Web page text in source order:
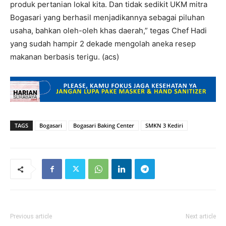
produk pertanian lokal kita. Dan tidak sedikit UKM mitra
Bogasari yang berhasil menjadikannya sebagai piluhan
usaha, bahkan oleh-oleh khas daerah,” tegas Chef Hadi
yang sudah hampir 2 dekade mengolah aneka resep
makanan berbasis terigu. (acs)
TAGS Bogasari Bogasari Baking Center SMKN 3 Kediri
Previous article Next article